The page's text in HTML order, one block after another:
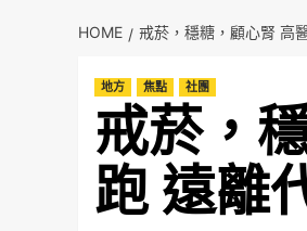
HOME 戒菸，穩糖，顧心腎 高
地方 焦點 社團
戒菸，
跑 遠離